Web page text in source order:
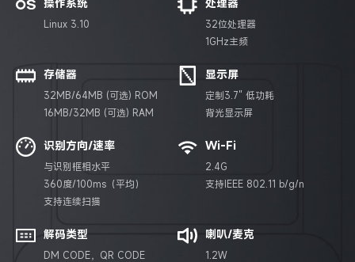
Linux 3.10
32位处理器
1GHz主频
存储器
32MB/64MB (可选) ROM
16MB/32MB (可选) RAM
显示屏
定制3.7" 低功耗
背光显示屏
识别方向/速率
与识别框相水平
360度/100ms（平均）
支持连续扫描
Wi-Fi
2.4G
支持IEEE 802.11 b/g/n
解码类型
DM CODE，QR CODE
喇叭/麦克
1.2W